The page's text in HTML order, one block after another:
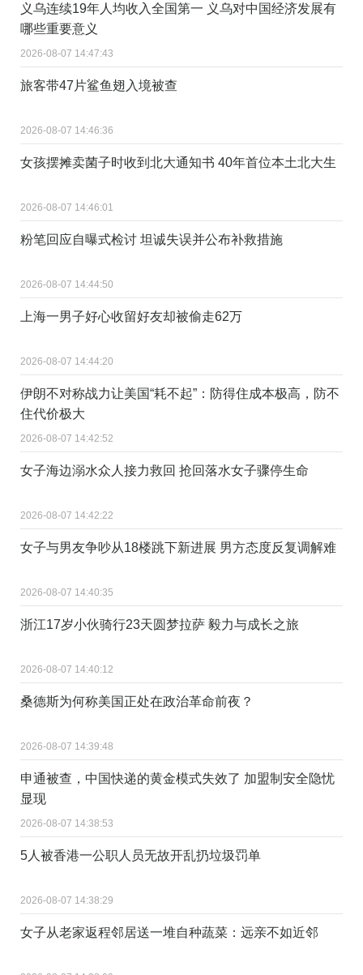
义乌连续19年人均收入全国第一 义乌对中国经济发展有
哪些重要意义
2026-08-07 14:47:43
旅客带47片鲨鱼翅入境被查
2026-08-07 14:46:36
女孩摆摊卖菌子时收到北大通知书 40年首位本土北大生
2026-08-07 14:46:01
粉笔回应自曝式检讨 坦诚失误并公布补救措施
2026-08-07 14:44:50
上海一男子好心收留好友却被偷走62万
2026-08-07 14:44:20
伊朗不对称战力让美国“耗不起”：防得住成本极高，防不
住代价极大
2026-08-07 14:42:52
女子海边溺水众人接力救回 抢回落水女子骤停生命
2026-08-07 14:42:22
女子与男友争吵从18楼跳下新进展 男方态度反复调解难
2026-08-07 14:40:35
浙江17岁小伙骑行23天圆梦拉萨 毅力与成长之旅
2026-08-07 14:40:12
桑德斯为何称美国正处在政治革命前夜？
2026-08-07 14:39:48
申通被查，中国快递的黄金模式失效了 加盟制安全隐忧
显现
2026-08-07 14:38:53
5人被香港一公职人员无故开乱扔垃圾罚单
2026-08-07 14:38:29
女子从老家返程邻居送一堆自种蔬菜：远亲不如近邻